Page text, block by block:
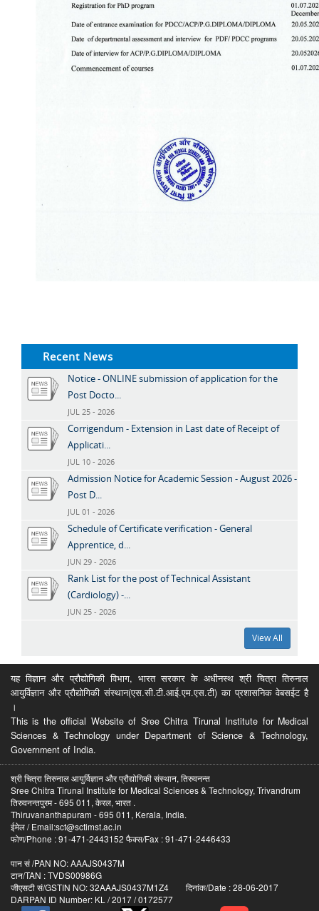
Recent News
Notice - ONLINE submission of application for the
Post Docto...
JUL 25 - 2026
Corrigendum - Extension in Last date of Receipt of
Applicati...
JUL 10 - 2026
Admission Notice for Academic Session - August 2026 -
Post D...
JUL 01 - 2026
Schedule of Certificate verification - General
Apprentice, d...
JUN 29 - 2026
Rank List for the post of Technical Assistant
(Cardiology) -...
JUN 25 - 2026
View All
यह विज्ञान और प्रौद्योगिकी विभाग, भारत सरकार के अधीनस्थ श्री चित्रा तिरुनाल
आयुर्विज्ञान और प्रौद्योगिकी संस्थान(एस.सी.टी.आई.एम.एस.टी) का प्रशासनिक वेबसईट है
।
This is the official Website of Sree Chitra Tirunal Institute for Medical
Sciences & Technology under Department of Science & Technology,
Government of India.
श्री चित्रा तिरुनाल आयुर्विज्ञान और प्रौद्योगिकी संस्थान, तिरुवनन्त
Sree Chitra Tirunal Institute for Medical Sciences & Technology, Trivandrum
तिरुवनन्तपुरम - 695 011, केरल, भारत .
Thiruvananthapuram - 695 011, Kerala, India.
ईमेल / Email:sct@sctimst.ac.in
फोण/Phone : 91-471-2443152 फैक्स/Fax : 91-471-2446433
पान सं /PAN NO: AAAJS0437M
टान/TAN : TVDS00986G
जीएसटी सं/GSTIN NO: 32AAAJS0437M1Z4 दिनांक/Date : 28-06-2017
DARPAN ID Number: KL / 2017 / 0172577